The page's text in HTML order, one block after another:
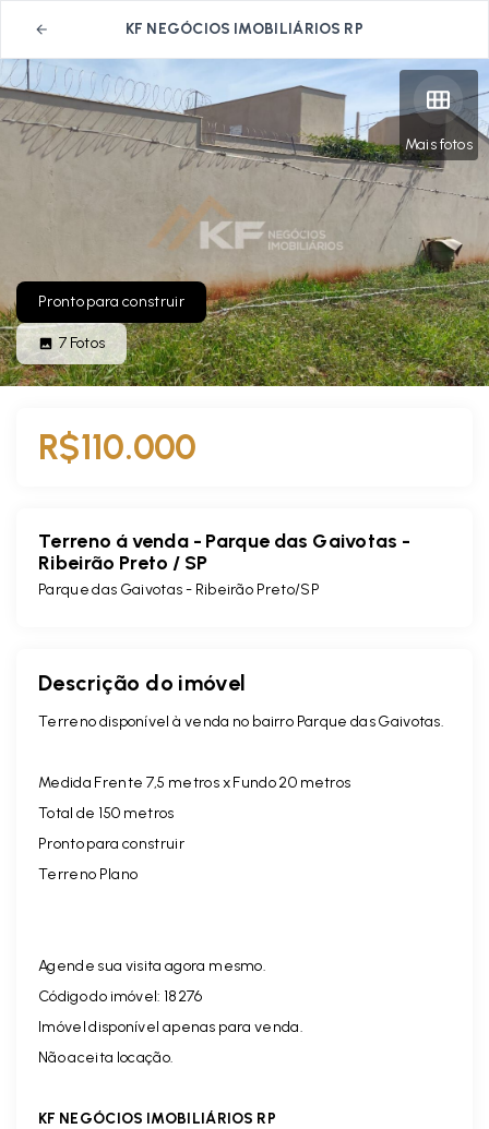
KF NEGÓCIOS IMOBILIÁRIOS RP
Mais fotos
Pronto para construir
7 Fotos
R$110.000
Terreno á venda - Parque das Gaivotas -
Ribeirão Preto / SP
Parque das Gaivotas - Ribeirão Preto/SP
Descrição do imóvel
Terreno disponível à venda no bairro Parque das Gaivotas.
Medida Frente 7,5 metros x Fundo 20 metros
Total de 150 metros
Pronto para construir
Terreno Plano
Agende sua visita agora mesmo.
Código do imóvel: 18276
Imóvel disponível apenas para venda.
Não aceita locação.
KF NEGÓCIOS IMOBILIÁRIOS RP